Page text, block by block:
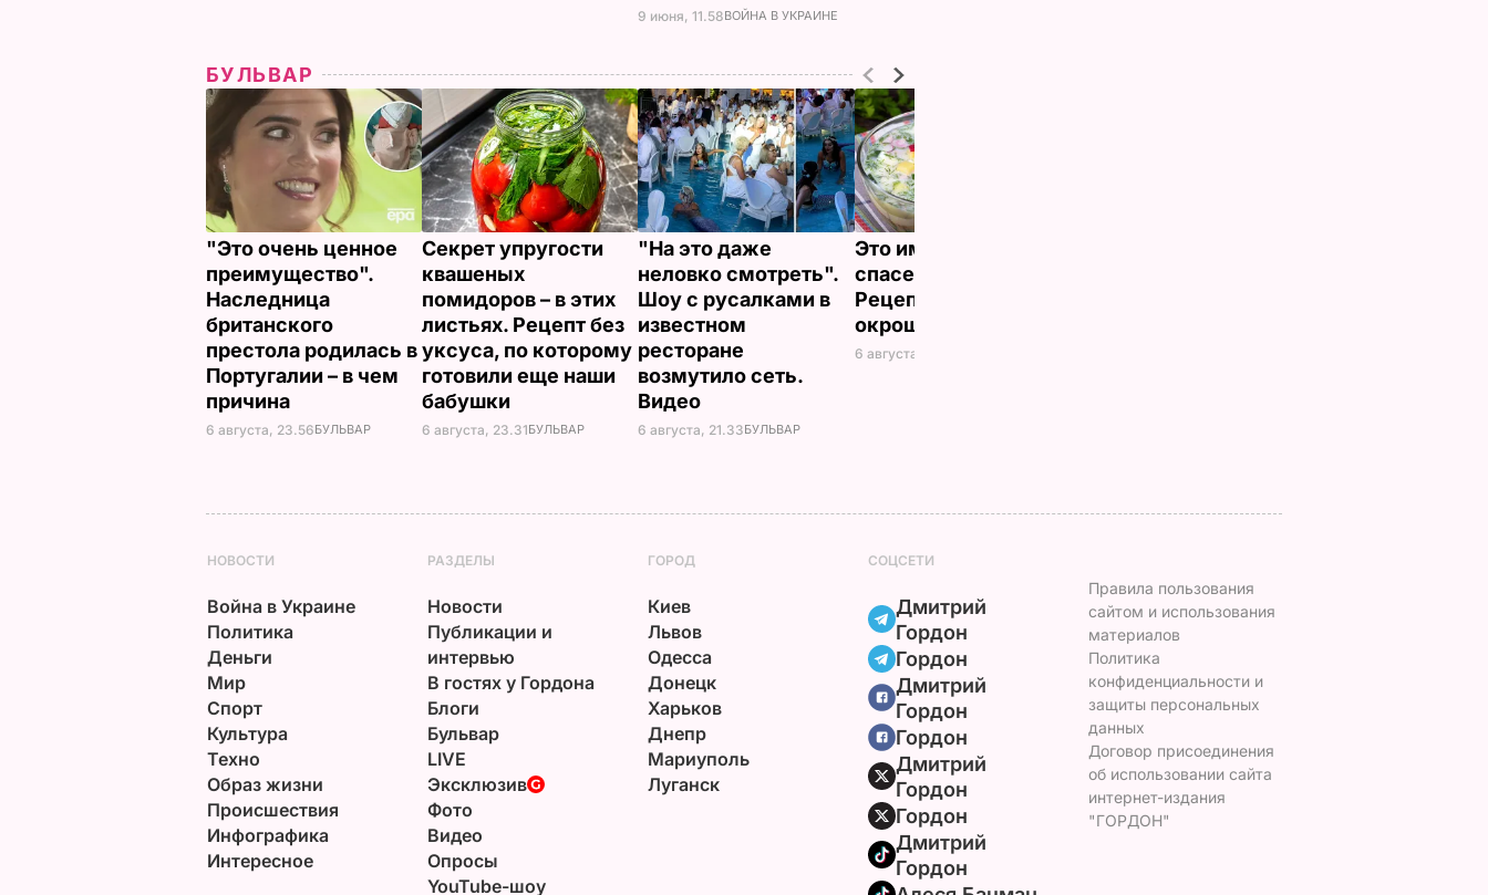
9 июня, 11.58ВОЙНА В УКРАИНЕ
БУЛЬВАР
"Это очень ценное
преимущество".
Наследница
британского
престола родилась в
Португалии – в чем
причина
6 августа, 23.56БУЛЬВАР
Секрет упругости
квашеных
помидоров – в этих
листьях. Рецепт без
уксуса, по которому
готовили еще наши
бабушки
6 августа, 23.31БУЛЬВАР
"На это даже
неловко смотреть".
Шоу с русалками в
известном
ресторане
возмутило сеть.
Видео
6 августа, 21.33БУЛЬВАР
Это именно то, что
спасет в жару.
Рецепт вкуснейшей
окрошки
6 августа, 18.21
НОВОСТИ
Война в Украине
Политика
Деньги
Мир
Спорт
Культура
Техно
Образ жизни
Происшествия
Инфографика
Интересное
РАЗДЕЛЫ
Новости
Публикации и
интервью
В гостях у Гордона
Блоги
Бульвар
LIVE
Эксклюзив
Фото
Видео
Опросы
YouTube-шоу
ГОРОД
Киев
Львов
Одесса
Донецк
Харьков
Днепр
Мариуполь
Луганск
СОЦСЕТИ
Дмитрий
Гордон
Гордон
Дмитрий
Гордон
Гордон
Дмитрий
Гордон
Гордон
Дмитрий
Гордон
Правила пользования
сайтом и использования
материалов
Политика
конфиденциальности и
защиты персональных
данных
Договор присоединения
об использовании сайта
интернет-издания
"ГОРДОН"